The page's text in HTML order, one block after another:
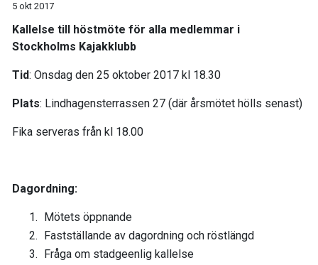
5 okt 2017
Kallelse till höstmöte för alla medlemmar i
Stockholms Kajakklubb
Tid: Onsdag den 25 oktober 2017 kl 18.30
Plats: Lindhagensterrassen 27 (där årsmötet hölls senast)
Fika serveras från kl 18.00
Dagordning:
Mötets öppnande
Fastställande av dagordning och röstlängd
Fråga om stadgeenlig kallelse